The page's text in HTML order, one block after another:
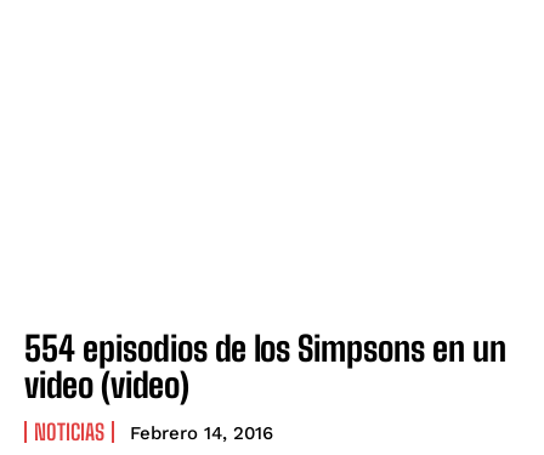
554 episodios de los Simpsons en un
video (video)
NOTICIAS Febrero 14, 2016